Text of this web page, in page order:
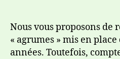
Nous vous proposons
« agrumes » mis en
années. Toutefois,